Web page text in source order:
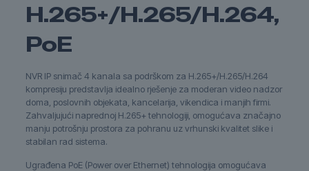
H.265+/H.265/H.264,
PoE
NVR IP snimač 4 kanala sa podrškom za H.265+/H.265/H.264
kompresiju predstavlja idealno rješenje za moderan video nadzor
doma, poslovnih objekata, kancelarija, vikendica i manjih firmi.
Zahvaljujući naprednoj H.265+ tehnologiji, omogućava značajno
manju potrošnju prostora za pohranu uz vrhunski kvalitet slike i
stabilan rad sistema.
Ugrađena PoE (Power over Ethernet) tehnologija omogućava